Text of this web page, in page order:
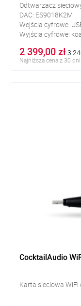
Odtwarzacz
DAC: ES9018K2M
Wejścia cyfrowe:
Wyjścia cyfrowe:
2 399,00 zł3
Najniższa cena z 30
CocktailAudio
Karta sieciowa